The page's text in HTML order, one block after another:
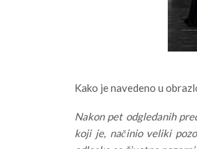
Kako je navedeno u
Nakon pet odgledanih
koji je, načinio veliki